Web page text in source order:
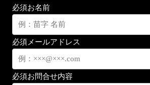
必須お名前
必須 メールアドレス
必須お問合せ内容